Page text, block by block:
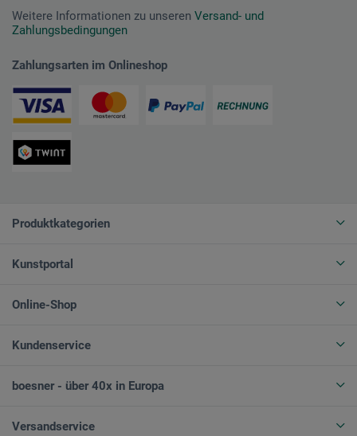
Weitere Informationen zu unseren Versand- und
Zahlungsbedingungen
Zahlungsarten im Onlineshop
Produktkategorien
Kunstportal
Online-Shop
Kundenservice
boesner - über 40x in Europa
Versandservice